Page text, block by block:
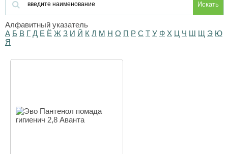
Искать
Алфавитный указатель
А Б В Г Д Е Ё Ж З И Й К Л М Н О П Р С Т У Ф Х Ц Ч Ш Щ Э Ю
Я